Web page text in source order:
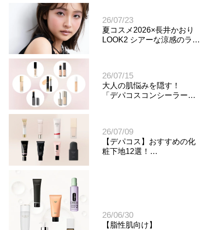
夏コスメ2026×長井かおり
LOOK2 シアーな涼感のラベ
26/07/23
大人の肌悩みを隠す！
「デパコスコンシーラー」
26/07/15
【デパコス】おすすめの化
粧下地12選！
26/07/09
【脂性肌向け】
26/06/30